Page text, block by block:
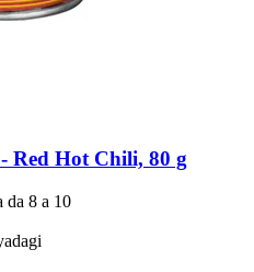
Red Hot Chili, 80 g
da 8 a 10